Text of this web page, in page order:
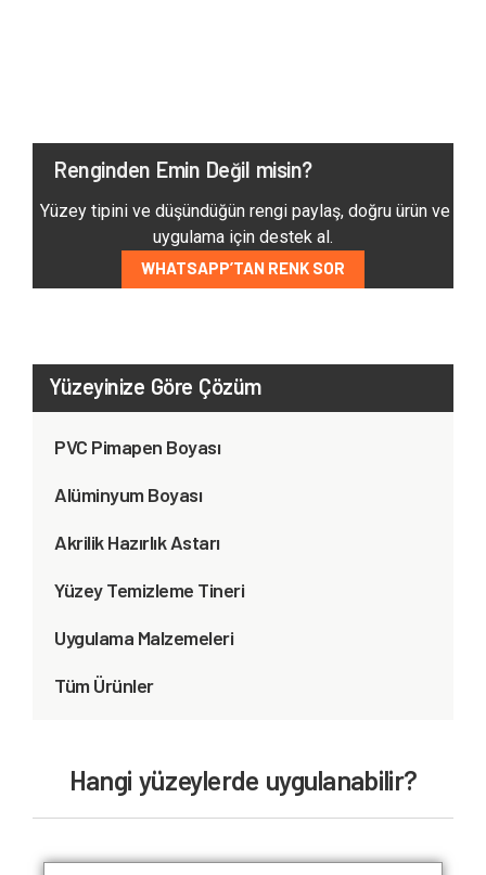
Renginden Emin Değil misin?
Yüzey tipini ve düşündüğün rengi paylaş, doğru ürün ve
uygulama için destek al.
WHATSAPP’TAN RENK SOR
Yüzeyinize Göre Çözüm
PVC Pimapen Boyası
Alüminyum Boyası
Akrilik Hazırlık Astarı
Yüzey Temizleme Tineri
Uygulama Malzemeleri
Tüm Ürünler
Hangi yüzeylerde uygulanabilir?